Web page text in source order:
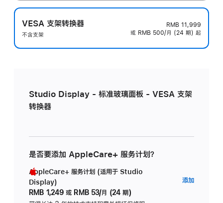
VESA 支架转换器
不含支架
RMB 11,999
或 RMB 500/月 (24 期) 起
Studio Display - 标准玻璃面板 - VESA 支架
转换器
是否要添加 AppleCare+ 服务计划？
AppleCare+ 服务计划 (适用于 Studio
Display)
RMB 1,249 或 RMB 53/月 (24 期)
添加